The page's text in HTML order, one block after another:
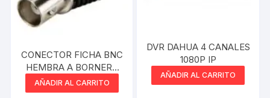
CONECTOR FICHA BNC
HEMBRA A BORNERA
CCTV TIPO BALUN
AÑADIR AL CARRITO
DVR DAHUA 4 CANALES
1080P IP
AÑADIR AL CARRITO